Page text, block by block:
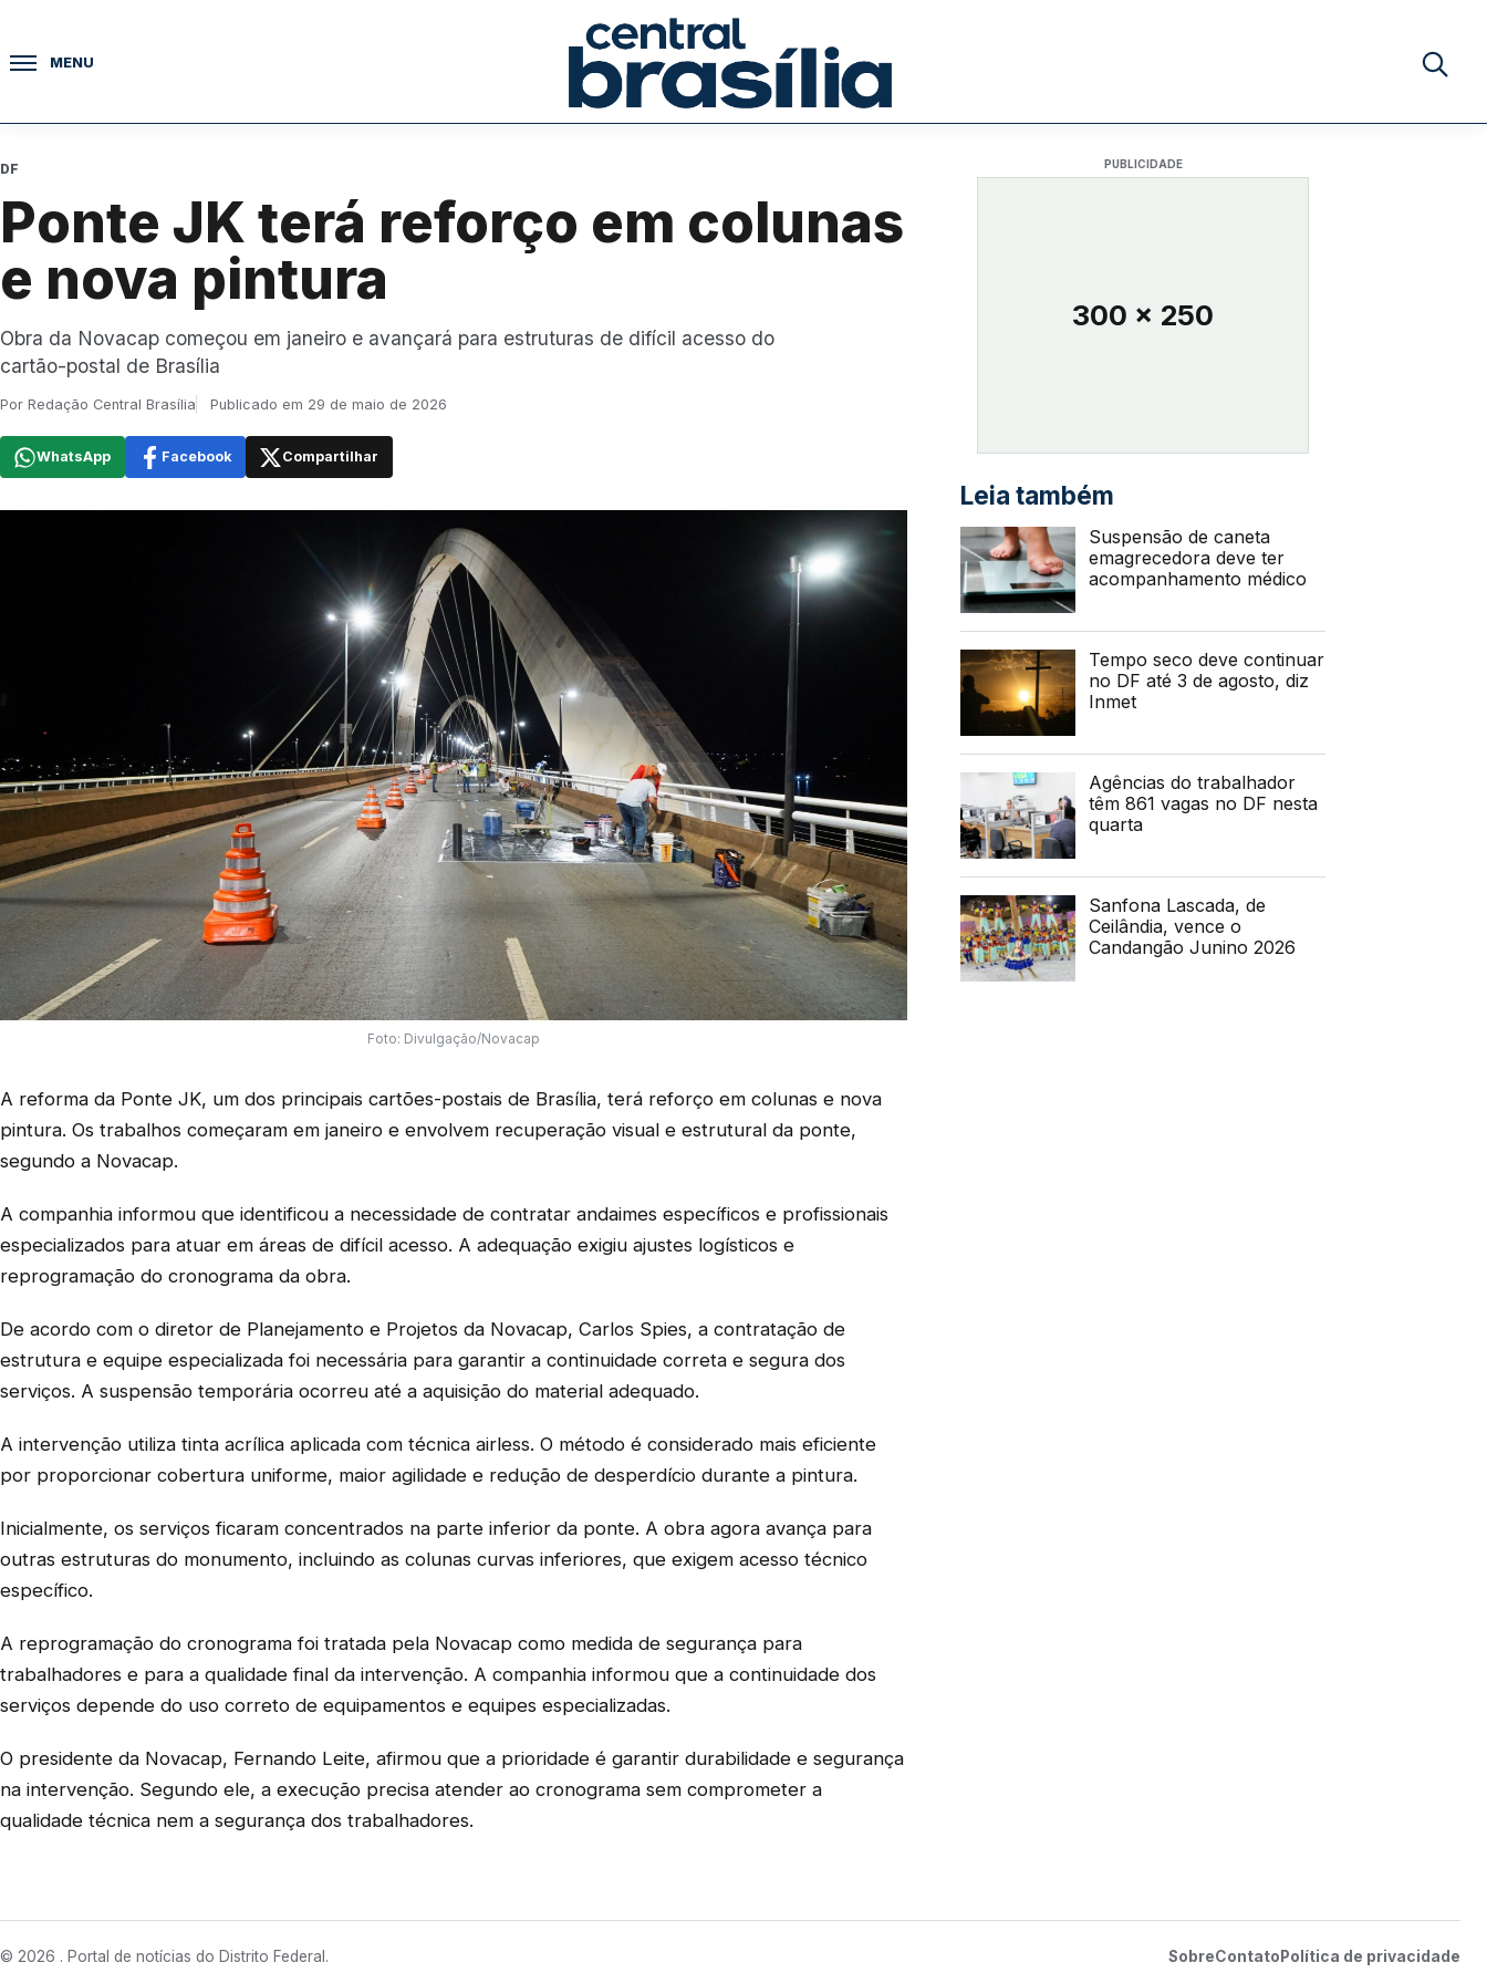
MENU
Buscar
DF
Ponte JK terá reforço em colunas
e nova pintura
Obra da Novacap começou em janeiro e avançará para estruturas de difícil acesso do
cartão-postal de Brasília
Por Redação Central Brasília Publicado em 29 de maio de 2026
WhatsApp Facebook Compartilhar
Foto: Divulgação/Novacap
A reforma da Ponte JK, um dos principais cartões-postais de Brasília, terá reforço em colunas e nova
pintura. Os trabalhos começaram em janeiro e envolvem recuperação visual e estrutural da ponte,
segundo a Novacap.
A companhia informou que identificou a necessidade de contratar andaimes específicos e profissionais
especializados para atuar em áreas de difícil acesso. A adequação exigiu ajustes logísticos e
reprogramação do cronograma da obra.
De acordo com o diretor de Planejamento e Projetos da Novacap, Carlos Spies, a contratação de
estrutura e equipe especializada foi necessária para garantir a continuidade correta e segura dos
serviços. A suspensão temporária ocorreu até a aquisição do material adequado.
A intervenção utiliza tinta acrílica aplicada com técnica airless. O método é considerado mais eficiente
por proporcionar cobertura uniforme, maior agilidade e redução de desperdício durante a pintura.
Inicialmente, os serviços ficaram concentrados na parte inferior da ponte. A obra agora avança para
outras estruturas do monumento, incluindo as colunas curvas inferiores, que exigem acesso técnico
específico.
A reprogramação do cronograma foi tratada pela Novacap como medida de segurança para
trabalhadores e para a qualidade final da intervenção. A companhia informou que a continuidade dos
serviços depende do uso correto de equipamentos e equipes especializadas.
O presidente da Novacap, Fernando Leite, afirmou que a prioridade é garantir durabilidade e segurança
na intervenção. Segundo ele, a execução precisa atender ao cronograma sem comprometer a
qualidade técnica nem a segurança dos trabalhadores.
PUBLICIDADE
300 x 250
Leia também
Suspensão de caneta
emagrecedora deve ter
acompanhamento médico
Tempo seco deve continuar
no DF até 3 de agosto, diz
Inmet
Agências do trabalhador
têm 861 vagas no DF nesta
quarta
Sanfona Lascada, de
Ceilândia, vence o
Candangão Junino 2026
© 2026 . Portal de notícias do Distrito Federal. SobreContato Política de privacidade